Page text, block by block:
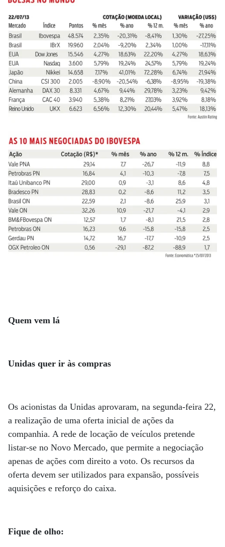
Quem vem lá
Unidas quer ir às compras
Os acionistas da Unidas aprovaram, na segunda-feira 22,
a realização de uma oferta inicial de ações da
companhia. A rede de locação de veículos pretende
listar-se no Novo Mercado, que permite a negociação
apenas de ações com direito a voto. Os recursos da
oferta devem ser utilizados para expansão, possíveis
aquisições e reforço do caixa.
Fique de olho: